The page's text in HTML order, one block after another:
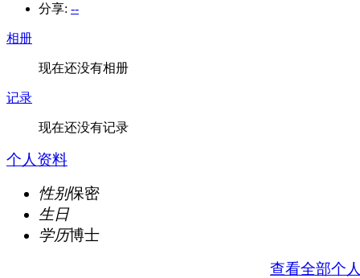
分享: --
相册
现在还没有相册
记录
现在还没有记录
个人资料
性别保密
生日
学历博士
查看全部个